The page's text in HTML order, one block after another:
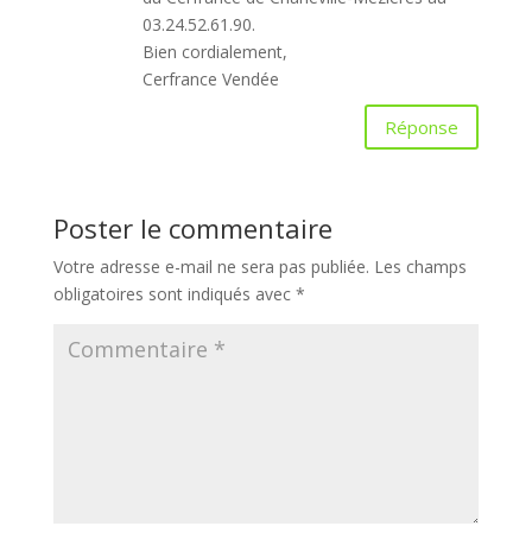
03.24.52.61.90.
Bien cordialement,
Cerfrance Vendée
Réponse
Poster le commentaire
Votre adresse e-mail ne sera pas publiée. Les champs
obligatoires sont indiqués avec *